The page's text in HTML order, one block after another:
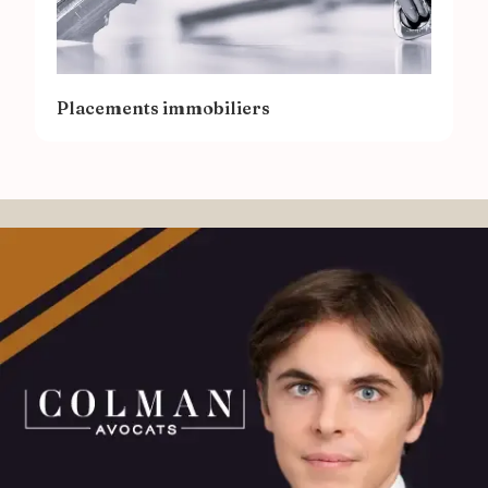
Placements immobiliers